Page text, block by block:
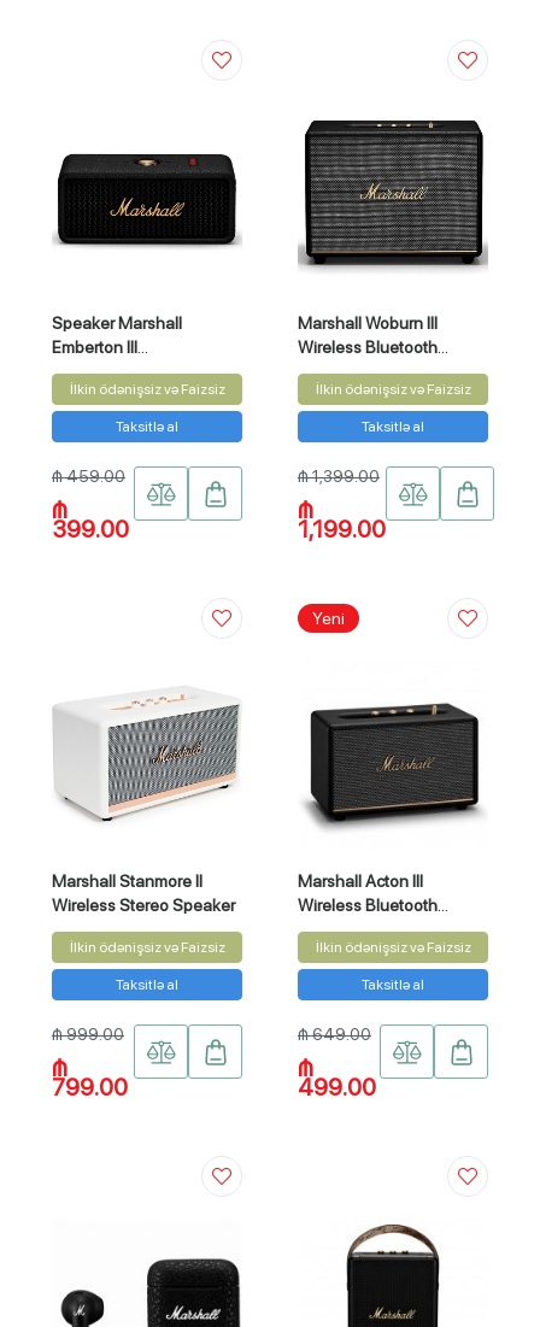
Speaker Marshall
Emberton III
(EMBERTONIII-BLK-BRS)
İlkin ödənişsiz və Faizsiz
Taksitlə al
₼ 459.00
₼
399.00
Marshall Woburn III
Wireless Bluetooth
Stereo Speaker
İlkin ödənişsiz və Faizsiz
Taksitlə al
₼ 1,399.00
₼
1,199.00
Marshall Stanmore II
Wireless Stereo Speaker
İlkin ödənişsiz və Faizsiz
Taksitlə al
₼ 999.00
₼
799.00
Yeni
Marshall Acton III
Wireless Bluetooth
Stereo Speaker
İlkin ödənişsiz və Faizsiz
Taksitlə al
₼ 649.00
₼
499.00